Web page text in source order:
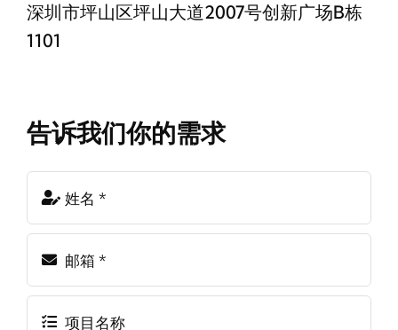
深圳市坪山区坪山大道2007号创新广场B栋
1101
告诉我们你的需求